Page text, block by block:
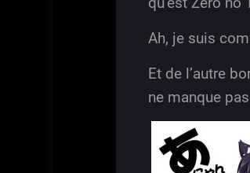
Ah, je suis
Et de l’autre
ne manque